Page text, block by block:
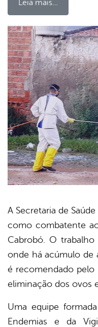
Leia mais…
A Secretaria de
como combatente
Cabrobó. O
onde há acúmulo de
é recomendado pelo
eliminação dos ovos
Uma equipe
Endemias e da